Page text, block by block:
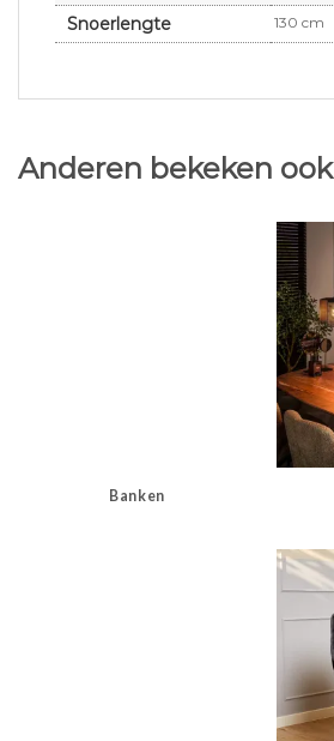
Snoerlengte 130 cm
Anderen bekeken ook
Banken